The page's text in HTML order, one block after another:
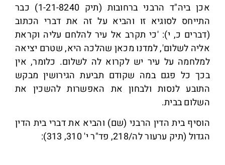
אכן ביה"ד הרבני ברחובות (תיק 1-21-8240) כבר
התייחס לסוגיא זו והביא על זה את דברי הכתוב
(דברים כ, י): 'כי תקרב אל עיר להלחם עליה וקראת
אליה לשלום', למדנו מכאן שהלכה היא, שטרם יציאה
למלחמה על עיר יש לקרוא לה לשלום. כלומר, אין
בכך כל פגם במה שקודם תביעת הגירושין מבקש
התובע לנסות ולבחון את האפשרות להשכין את
השלום בבית.
הוסיף בית הדין הרבני (שם) והביא את דברי בית הדין
הגדול (תיק ערעור לה/218, פד"ר י' 310, 313):